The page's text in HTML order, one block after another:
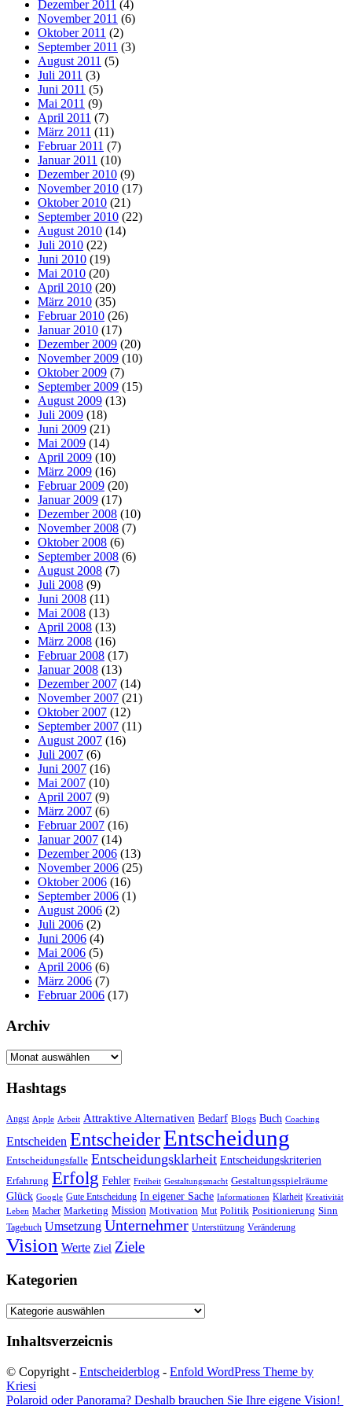
Dezember 2011 (4)
November 2011 (6)
Oktober 2011 (2)
September 2011 (3)
August 2011 (5)
Juli 2011 (3)
Juni 2011 (5)
Mai 2011 (9)
April 2011 (7)
März 2011 (11)
Februar 2011 (7)
Januar 2011 (10)
Dezember 2010 (9)
November 2010 (17)
Oktober 2010 (21)
September 2010 (22)
August 2010 (14)
Juli 2010 (22)
Juni 2010 (19)
Mai 2010 (20)
April 2010 (20)
März 2010 (35)
Februar 2010 (26)
Januar 2010 (17)
Dezember 2009 (20)
November 2009 (10)
Oktober 2009 (7)
September 2009 (15)
August 2009 (13)
Juli 2009 (18)
Juni 2009 (21)
Mai 2009 (14)
April 2009 (10)
März 2009 (16)
Februar 2009 (20)
Januar 2009 (17)
Dezember 2008 (10)
November 2008 (7)
Oktober 2008 (6)
September 2008 (6)
August 2008 (7)
Juli 2008 (9)
Juni 2008 (11)
Mai 2008 (13)
April 2008 (13)
März 2008 (16)
Februar 2008 (17)
Januar 2008 (13)
Dezember 2007 (14)
November 2007 (21)
Oktober 2007 (12)
September 2007 (11)
August 2007 (16)
Juli 2007 (6)
Juni 2007 (16)
Mai 2007 (10)
April 2007 (9)
März 2007 (6)
Februar 2007 (16)
Januar 2007 (14)
Dezember 2006 (13)
November 2006 (25)
Oktober 2006 (16)
September 2006 (1)
August 2006 (2)
Juli 2006 (2)
Juni 2006 (4)
Mai 2006 (5)
April 2006 (6)
März 2006 (7)
Februar 2006 (17)
Archiv
Archiv
Hashtags
Angst Apple Arbeit Attraktive Alternativen Bedarf Blogs Buch Coaching
Entscheiden EntscheiderEntscheidung
Entscheidungsfalle Entscheidungsklarheit Entscheidungskriterien
Erfahrung Erfolg Fehler Freiheit Gestaltungsmacht Gestaltungsspielräume
Glück Google Gute Entscheidung In eigener Sache Informationen Klarheit Kreativität
Leben Macher Marketing Mission Motivation Mut Politik Positionierung Sinn
Tagebuch Umsetzung Unternehmer Unterstützung Veränderung
Vision Werte Ziel Ziele
Kategorien
Kategorien
Inhaltsverzeicnis
© Copyright - Entscheiderblog - Enfold WordPress Theme by
Kriesi
Polaroid oder Panorama? Deshalb brauchen Sie Ihre eigene Vision!